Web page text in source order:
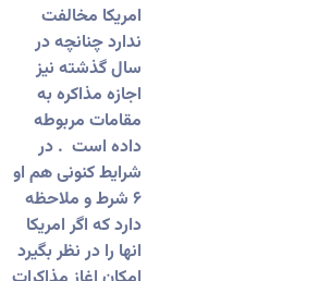
امریکا مخالفت
ندارد چنانچه در
سال گذشته نیز
اجازه مذاکره به
مقامات مربوطه
داده است . در
شرایط کنونی هم او
۶ شرط و ملاحظه
دارد که اگر امریکا
انها را در نظر بگیرد